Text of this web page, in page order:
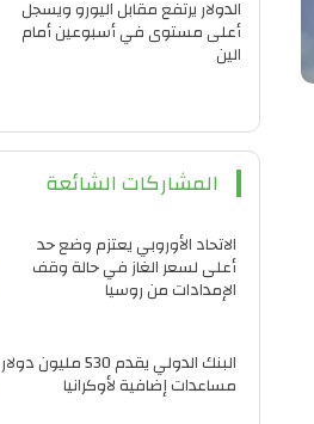
الدولار يرتفع مقابل اليورو ويسجل
أعلى مستوى في أسبوعين أمام
الين
المشاركات الشائعة
الاتحاد الأوروبي يعتزم وضع حد
أعلى لسعر الغاز في حالة وقف
الإمدادات من روسيا
البنك الدولي يقدم 530 مليون دولار
مساعدات إضافية لأوكرانيا